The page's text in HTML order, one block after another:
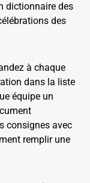
dictionnaire des
des
à chaque
dans la liste
équipe un
consignes avec
remplir une